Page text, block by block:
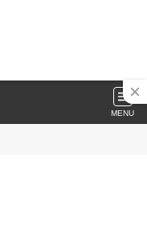
MENU